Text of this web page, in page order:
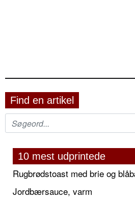
Find en artikel
10 mest udprintede
Rugbrødstoast med brie og
Jordbærsauce, varm